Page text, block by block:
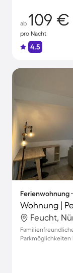
ab 109 €
pro Nacht
4.5
Ferienwohnung
Wohnung |
Feucht,
Parkmöglichkeiten